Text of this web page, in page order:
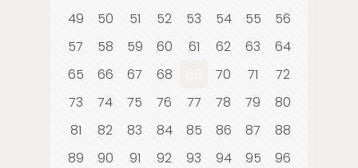
49
50 51 52 53 54 55
56
57
58 59 60 61 62 63
64
65
66 67 68 70 71
72
73
74 75 76 77 78 79
80
81
82 83 84 85 86 87
88
89
90 91 92 93 94 95
96